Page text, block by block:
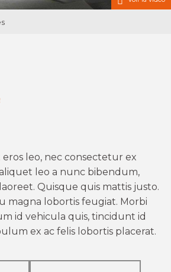
aux favoris
leo, nec consectetur ex
leo a nunc bibendum,
Quisque quis mattis justo.
magna lobortis feugiat. Morbi
id vehicula quis, tincidunt id
ex ac felis lobortis placerat.